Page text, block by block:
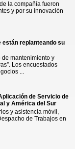
la compañía fueron
y por su innovación
replanteando su
de mantenimiento y
Los encuestados
...
de Servicio de
y América del Sur
y asistencia móvil,
de Trabajos en